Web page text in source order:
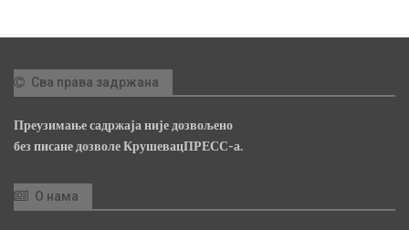
Сва права задржана
Преузимање садржаја није дозвољено
без писане дозволе КрушевацПРЕСС-а.
О нама